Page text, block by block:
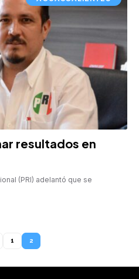
resultados en
(PRI) adelantó que se
1 2